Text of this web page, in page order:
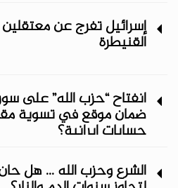
إسرائيل تفرج عن
القنيطرة
انفتاح “حزب الله” على
ضمان موقع في تسوية
حسابات إيرانية؟
الشرع وحزب الله ... هل